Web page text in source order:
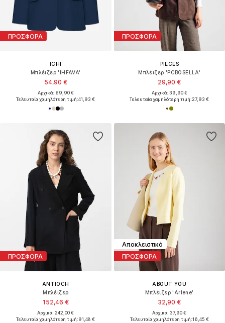
ΠΡΟΣΦΟΡΑ
ICHI
Μπλέιζερ 'IHFAVA'
54,90 €
Αρχικά: 69,90 €
Τελευταία χαμηλότερη τιμή:41,93 €
ΠΡΟΣΦΟΡΑ
PIECES
Μπλέιζερ 'PCBOSELLA'
29,90 €
Αρχικά: 39,90 €
Τελευταία χαμηλότερη τιμή:27,93 €
ΠΡΟΣΦΟΡΑ
ANTIOCH
Μπλέιζερ
152,46 €
Αρχικά: 242,00 €
Τελευταία χαμηλότερη τιμή:91,48 €
Αποκλειστικό
ΠΡΟΣΦΟΡΑ
ABOUT YOU
Μπλέιζερ 'Arlene'
32,90 €
Αρχικά: 37,90 €
Τελευταία χαμηλότερη τιμή:16,45 €